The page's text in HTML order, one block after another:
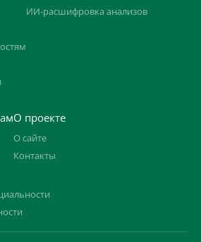
ИИ-расшифровка анализов
О проекте
О сайте
Контакты